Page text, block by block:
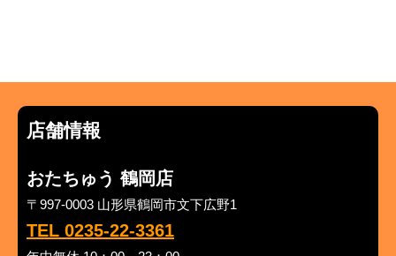
店舗情報
おたちゅう 鶴岡店
〒997-0003 山形県鶴岡市文下広野1
TEL 0235-22-3361